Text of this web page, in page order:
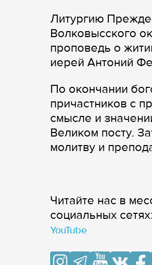
Литургию
Волковысского
проповедь о
иерей Антоний
По окончании
причастников с
смысле и
Великом посту.
молитву и
Читайте нас в
cоциальных сетях:
YouTube